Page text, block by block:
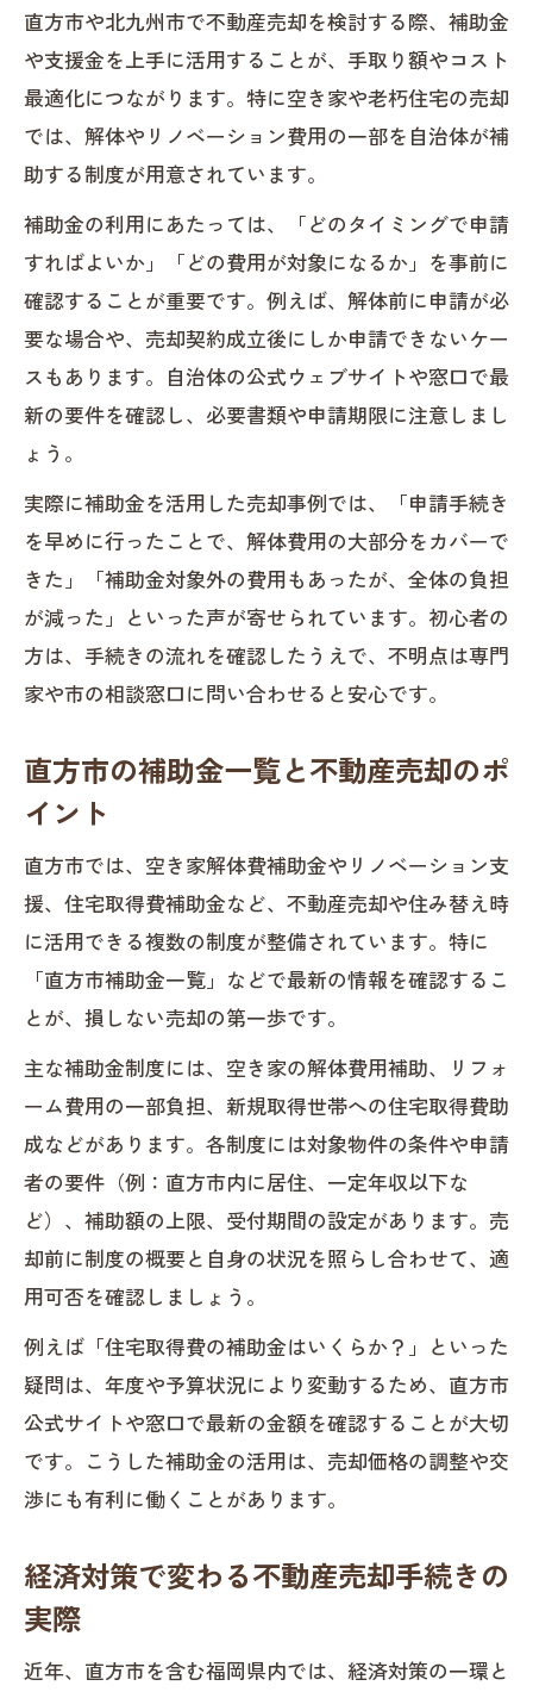
直方市や北九州市で不動産売却を検討する際、補助金
や支援金を上手に活用することが、手取り額やコスト
最適化につながります。特に空き家や老朽住宅の売却
では、解体やリノベーション費用の一部を自治体が補
助する制度が用意されています。
補助金の利用にあたっては、「どのタイミングで申請
すればよいか」「どの費用が対象になるか」を事前に
確認することが重要です。例えば、解体前に申請が必
要な場合や、売却契約成立後にしか申請できないケー
スもあります。自治体の公式ウェブサイトや窓口で最
新の要件を確認し、必要書類や申請期限に注意しまし
ょう。
実際に補助金を活用した売却事例では、「申請手続き
を早めに行ったことで、解体費用の大部分をカバーで
きた」「補助金対象外の費用もあったが、全体の負担
が減った」といった声が寄せられています。初心者の
方は、手続きの流れを確認したうえで、不明点は専門
家や市の相談窓口に問い合わせると安心です。
直方市の補助金一覧と不動産売却のポ
イント
直方市では、空き家解体費補助金やリノベーション支
援、住宅取得費補助金など、不動産売却や住み替え時
に活用できる複数の制度が整備されています。特に
「直方市補助金一覧」などで最新の情報を確認するこ
とが、損しない売却の第一歩です。
主な補助金制度には、空き家の解体費用補助、リフォ
ーム費用の一部負担、新規取得世帯への住宅取得費助
成などがあります。各制度には対象物件の条件や申請
者の要件（例：直方市内に居住、一定年収以下な
ど）、補助額の上限、受付期間の設定があります。売
却前に制度の概要と自身の状況を照らし合わせて、適
用可否を確認しましょう。
例えば「住宅取得費の補助金はいくらか？」といった
疑問は、年度や予算状況により変動するため、直方市
公式サイトや窓口で最新の金額を確認することが大切
です。こうした補助金の活用は、売却価格の調整や交
渉にも有利に働くことがあります。
経済対策で変わる不動産売却手続きの
実際
近年、直方市を含む福岡県内では、経済対策の一環と